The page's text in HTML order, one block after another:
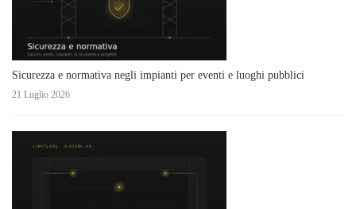
Sicurezza e normativa negli impianti per eventi e luoghi pubblici
21 Luglio 2026